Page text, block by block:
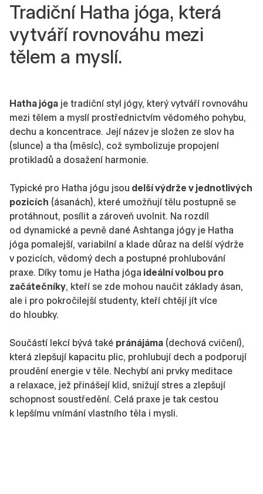
Tradiční Hatha jóga, která
vytváří rovnováhu mezi
tělem a myslí.
Hatha jóga je tradiční styl jógy, který vytváří rovnováhu
mezi tělem a myslí prostřednictvím vědomého pohybu,
dechu a koncentrace. Její název je složen ze slov ha
(slunce) a tha (měsíc), což symbolizuje propojení
protikladů a dosažení harmonie.
Typické pro Hatha jógu jsou delší výdrže v jednotlivých
pozicích (ásanách), které umožňují tělu postupně se
protáhnout, posílit a zároveň uvolnit. Na rozdíl
od dynamické a pevně dané Ashtanga jógy je Hatha
jóga pomalejší, variabilní a klade důraz na delší výdrže
v pozicích, vědomý dech a postupné prohlubování
praxe. Díky tomu je Hatha jóga ideální volbou pro
začátečníky, kteří se zde mohou naučit základy ásan,
ale i pro pokročilejší studenty, kteří chtějí jít více
do hloubky.
Součástí lekcí bývá také pránájáma (dechová cvičení),
která zlepšují kapacitu plic, prohlubují dech a podporují
proudění energie v těle. Nechybí ani prvky meditace
a relaxace, jež přinášejí klid, snižují stres a zlepšují
schopnost soustředění. Celá praxe je tak cestou
k lepšímu vnímání vlastního těla i mysli.